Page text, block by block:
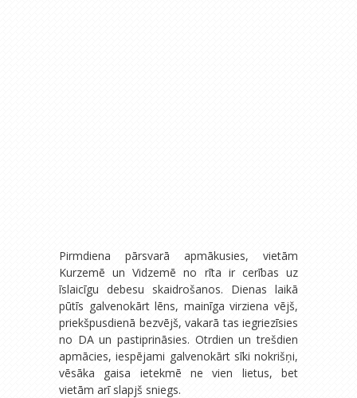
Pirmdiena pārsvarā apmākusies, vietām
Kurzemē un Vidzemē no rīta ir cerības uz
īslaicīgu debesu skaidrošanos. Dienas laikā
pūtīs galvenokārt lēns, mainīga virziena vējš,
priekšpusdienā bezvējš, vakarā tas iegriezīsies
no DA un pastiprināsies. Otrdien un trešdien
apmācies, iespējami galvenokārt sīki nokrišņi,
vēsāka gaisa ietekmē ne vien lietus, bet
vietām arī slapjš sniegs.